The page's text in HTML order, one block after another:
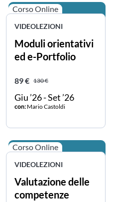
Corso Online
VIDEOLEZIONI
Moduli orientativi
ed e-Portfolio
Prezzo scontato
89 € Prezzo intero
130 €
Giu ’26 - Set ’26
con: Mario Castoldi
Corso Online
VIDEOLEZIONI
Valutazione delle
competenze